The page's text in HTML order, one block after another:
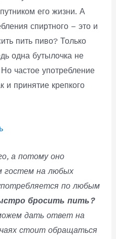
его жизни. А
спиртного – это и
пить пиво? Только
одна бутылочка не
частое употребление
и принятие крепкого
а потому оно
гостем на любых
по любым
бросить пить?
дать ответ на
стоит обращаться